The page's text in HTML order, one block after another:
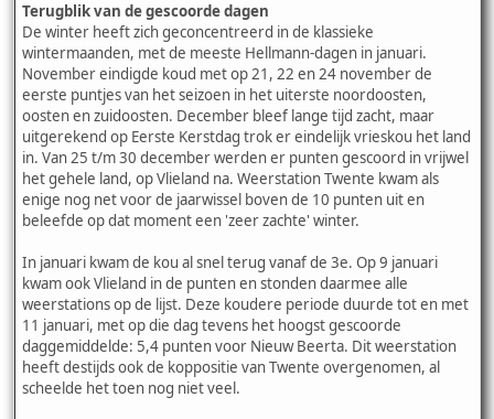
Terugblik van de gescoorde dagen
De winter heeft zich geconcentreerd in de klassieke
wintermaanden, met de meeste Hellmann-dagen in januari.
November eindigde koud met op 21, 22 en 24 november de
eerste puntjes van het seizoen in het uiterste noordoosten,
oosten en zuidoosten. December bleef lange tijd zacht, maar
uitgerekend op Eerste Kerstdag trok er eindelijk vrieskou het land
in. Van 25 t/m 30 december werden er punten gescoord in vrijwel
het gehele land, op Vlieland na. Weerstation Twente kwam als
enige nog net voor de jaarwissel boven de 10 punten uit en
beleefde op dat moment een 'zeer zachte' winter.
In januari kwam de kou al snel terug vanaf de 3e. Op 9 januari
kwam ook Vlieland in de punten en stonden daarmee alle
weerstations op de lijst. Deze koudere periode duurde tot en met
11 januari, met op die dag tevens het hoogst gescoorde
daggemiddelde: 5,4 punten voor Nieuw Beerta. Dit weerstation
heeft destijds ook de koppositie van Twente overgenomen, al
scheelde het toen nog niet veel.